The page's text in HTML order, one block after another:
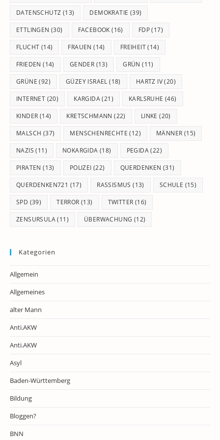
DATENSCHUTZ (13) DEMOKRATIE (39)
ETTLINGEN (30) FACEBOOK (16) FDP(17)
FLUCHT (14) FRAUEN (14) FREIHEIT(14)
FRIEDEN (14) GENDER (13) GRÜN (11)
GRÜNE (92) GÜZEY ISRAEL (18) HARTZ IV(20)
INTERNET (20) KARGIDA(21) KARLSRUHE (46)
KINDER (14) KRETSCHMANN (22) LINKE (20)
MALSCH (37) MENSCHENRECHTE (12) MÄNNER (15)
NAZIS (11) NOKARGIDA (18) PEGIDA(22)
PIRATEN (13) POLIZEI (22) QUERDENKEN (31)
QUERDENKEN721 (17) RASSISMUS (13) SCHULE (15)
SPD (39) TERROR (13) TWITTER (16)
ZENSURSULA(11) ÜBERWACHUNG (12)
Kategorien
Allgemein
Allgemeines
alter Mann
Anti.AKW
Anti.AKW
Asyl
Baden-Württemberg
Bildung
Bloggen?
BNN